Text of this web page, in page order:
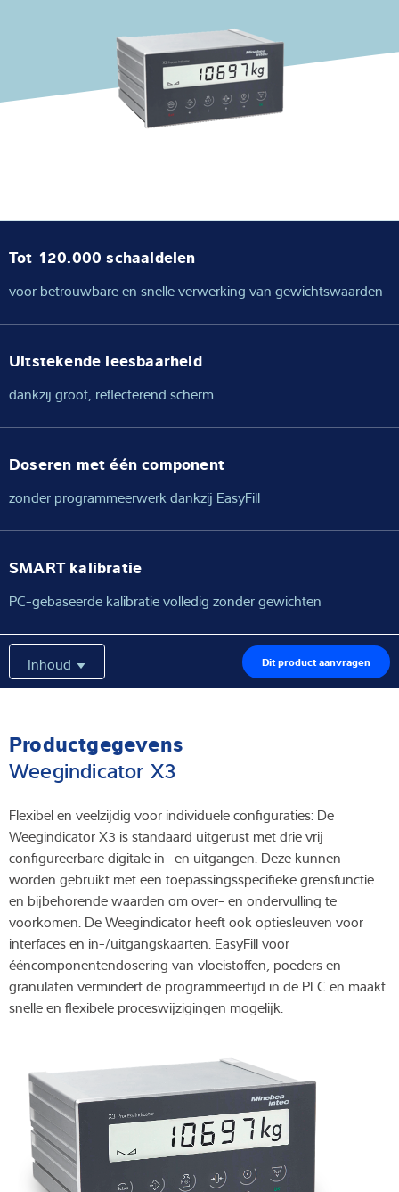
Expertise and Knowledge
Tot 120.000 schaaldelen
voor betrouwbare en snelle verwerking van gewichtswaarden
Uitstekende leesbaarheid
dankzij groot, reflecterend scherm
Doseren met één component
zonder programmeerwerk dankzij EasyFill
SMART kalibratie
PC-gebaseerde kalibratie volledig zonder gewichten
Inhoud Dit product aanvragen
Productgegevens
Weegindicator X3
Flexibel en veelzijdig voor individuele configuraties: De
Weegindicator X3 is standaard uitgerust met drie vrij
configureerbare digitale in- en uitgangen. Deze kunnen
worden gebruikt met een toepassingsspecifieke grensfunctie
en bijbehorende waarden om over- en ondervulling te
voorkomen. De Weegindicator heeft ook optiesleuven voor
interfaces en in-/uitgangskaarten. EasyFill voor
ééncomponentendosering van vloeistoffen, poeders en
granulaten vermindert de programmeertijd in de PLC en maakt
snelle en flexibele proceswijzigingen mogelijk.